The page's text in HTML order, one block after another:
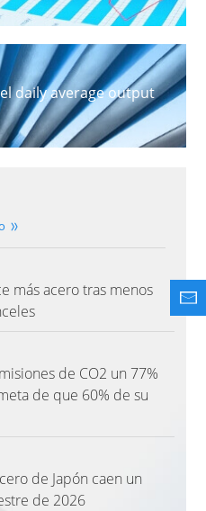
daily average output
más acero tras menos
de CO2 un 77%
de que 60% de su
de Japón caen un
de 2026